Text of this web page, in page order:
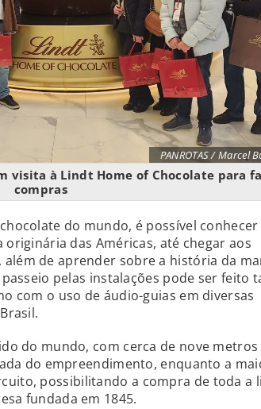
PANROTAS / Marcel
visita à Lindt Home of Chocolate para
compras
do mundo, é possível
das Américas, até chegar aos
de aprender sobre a história da
pelas instalações pode ser feito
com o uso de áudio-guias em diversas
do mundo, com cerca de nove metros
do empreendimento, enquanto a
possibilitando a compra de toda a
fundada em 1845.